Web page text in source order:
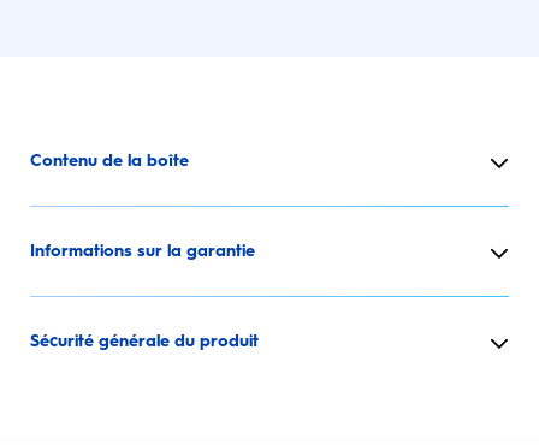
Contenu de la boîte
Informations sur la garantie
Sécurité générale du produit